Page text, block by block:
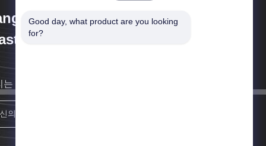
Paishun Rubber &
Co., Ltd
는 최대한 빨리 당신에 되돌아갈 것입니다.
Good day, what product are you looking
for?